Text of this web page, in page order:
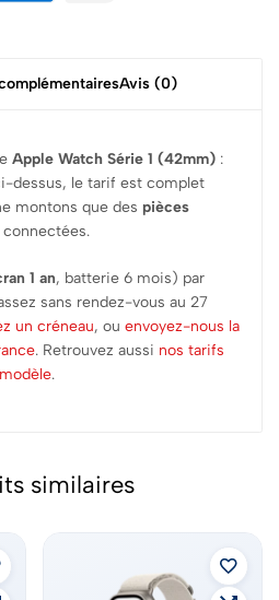
Avis (0)
Apple Watch Série 1 (42mm) :
dessus, le tarif est complet
montons que des pièces
1 an, batterie 6 mois) par
sans rendez-vous au 27
un créneau, ou envoyez-nous la
. Retrouvez aussi nos tarifs
.
similaires